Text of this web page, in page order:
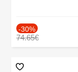
-30%
74.65€